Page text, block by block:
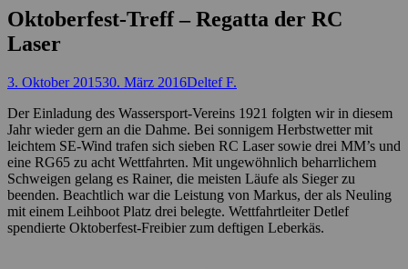
Oktoberfest-Treff – Regatta der RC
Laser
Posted
3. Oktober 201530. März 2016Autor
Deltef F.
Der Einladung des Wassersport-Vereins 1921 folgten wir in diesem
Jahr wieder gern an die Dahme. Bei sonnigem Herbstwetter mit
leichtem SE-Wind trafen sich sieben RC Laser sowie drei MM’s und
eine RG65 zu acht Wettfahrten. Mit ungewöhnlich beharrlichem
Schweigen gelang es Rainer, die meisten Läufe als Sieger zu
beenden. Beachtlich war die Leistung von Markus, der als Neuling
mit einem Leihboot Platz drei belegte. Wettfahrtleiter Detlef
spendierte Oktoberfest-Freibier zum deftigen Leberkäs.